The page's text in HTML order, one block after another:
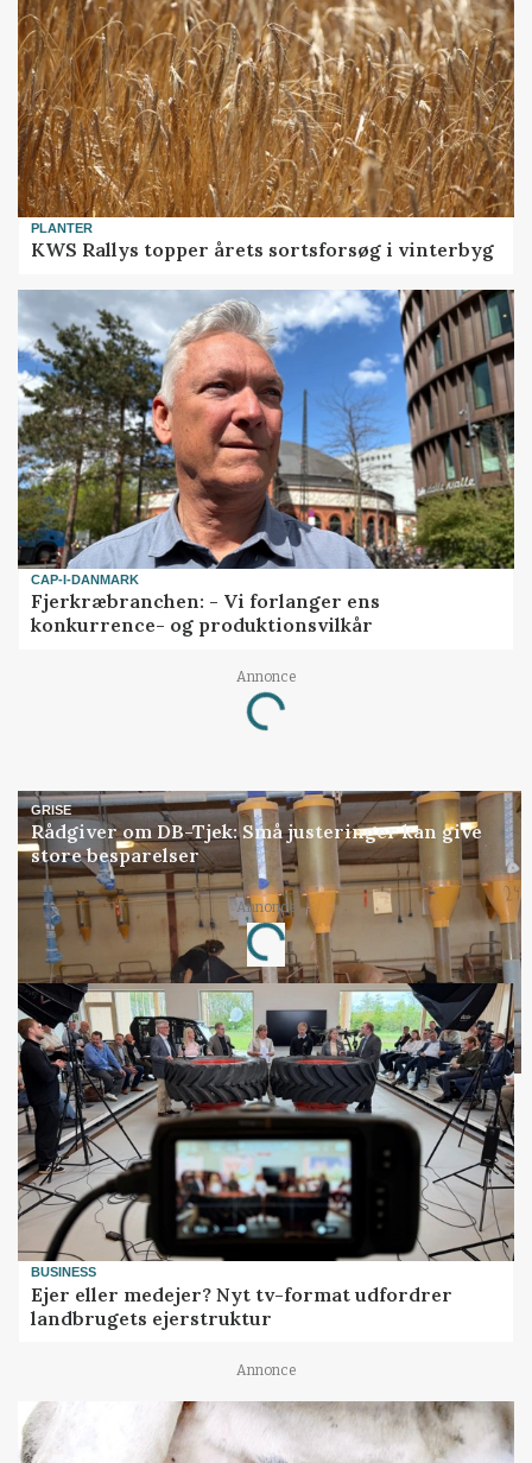
PLANTER
KWS Rallys topper årets sortsforsøg i vinterbyg
CAP-I-DANMARK
Fjerkræbranchen: - Vi forlanger ens
konkurrence- og produktionsvilkår
Annonce
Loading...
GRISE
Rådgiver om DB-Tjek: Små justeringer kan give
store besparelser
Annonce
Loading...
BUSINESS
Ejer eller medejer? Nyt tv-format udfordrer
landbrugets ejerstruktur
Annonce